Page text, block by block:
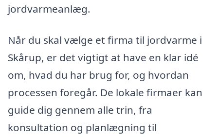
jordvarmeanlæg.
Når du skal vælge et firma til jordvarme i
Skårup, er det vigtigt at have en klar idé
om, hvad du har brug for, og hvordan
processen foregår. De lokale firmaer kan
guide dig gennem alle trin, fra
konsultation og planlægning til